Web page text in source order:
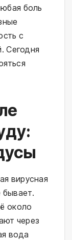
боль
с
Сегодня
вирусная
бывает.
около
через
вода